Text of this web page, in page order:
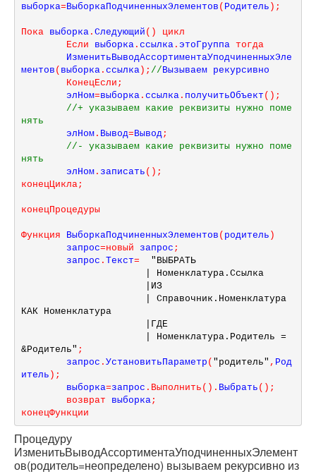
выборка= ВыборкаПодчиненныхЭлементов ( Родитель ) ;
Пока выборка. Следующий ( )
цикл
Если выборка. ссылка. этоГруппа тогда
ментов ( выборка. ссылка) ; // Вызываем рекурсивно
КонецЕсли ;
	элНом
=выборка. ссылка. получитьОбъект ( ) ;
//+ указываем какие реквизиты нужно поме
нять
	элНом
. Вывод= Вывод;
//- указываем какие реквизиты нужно поме
нять
	элНом
. записать ( ) ;
конецЦикла;
конецПроцедуры
Функция ВыборкаПодчиненныхЭлементов ( родитель )
	запрос
=новый запрос ;
	запрос
. Текст=
"ВЫБРАТЬ
	              |	Номенклатура.Ссылка
	              |ИЗ
КАК Номенклатура
	              |ГДЕ
&Родитель" ;
	запрос
. УстановитьПараметр ( "родитель" , Род
итель ) ;
	выборка
=запрос . Выполнить ( ) . Выбрать ( ) ;
возврат выборка;
конецФункции
Процедуру
ИзменитьВыводАссортиментаУподчиненныхЭлемент
ов(родитель=неопределено) вызываем рекурсивно из